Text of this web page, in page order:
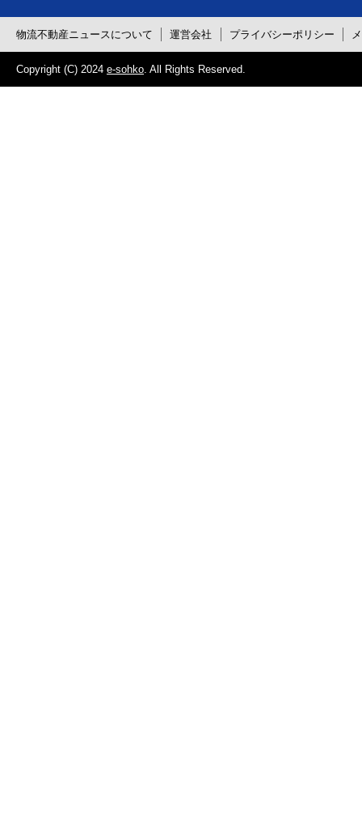
物流不動産ニュースについて 運営会社 プライバシーポリシー
Copyright (C) 2024 e-sohko . All Rights Reserved.